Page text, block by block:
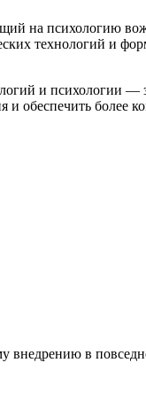
на психологию
технологий и
и психологии —
и обеспечить более
внедрению в